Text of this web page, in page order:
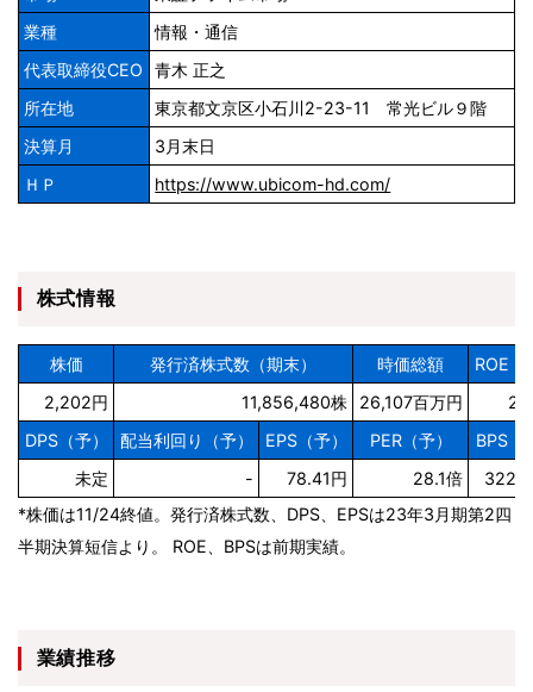
業種
情報・通信
代表取締役CEO
青木 正之
所在地
東京都文京区小石川2-23-11 常光ビル９階
決算月
3月末日
ＨＰ
https://www.ubicom-hd.com/
株式情報
株価 発行済株式数（期末） 時価総額
ROE（
2,202円
11,856,480株 26,107百万円
DPS（予）
配当利回り（予） EPS（予） PER（予）
BPS（
未定
- 78.41円 28.1倍
*株価は11/24終値。発行済株式数、DPS、EPSは23年3月期第2四
半期決算短信より。 ROE、BPSは前期実績。
業績推移